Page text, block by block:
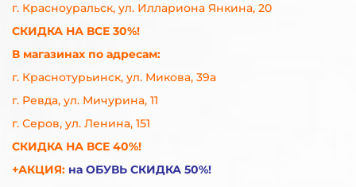
г. Красноуральск, ул. Иллариона Янкина, 20
СКИДКА НА ВСЕ 30%!
В магазинах по адресам:
г. Краснотурьинск, ул. Микова, 39а
г. Ревда, ул. Мичурина, 11
г. Серов, ул. Ленина, 151
СКИДКА НА ВСЕ 40%!
+АКЦИЯ: на ОБУВЬ СКИДКА 50%!